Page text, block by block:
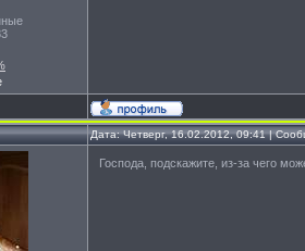
Дата: Четверг, 16.02.2012, 09:41 |
Господа, подскажите, из-за чего